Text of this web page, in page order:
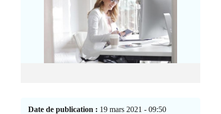
Date de publication : 19 mars 2021 - 09:50